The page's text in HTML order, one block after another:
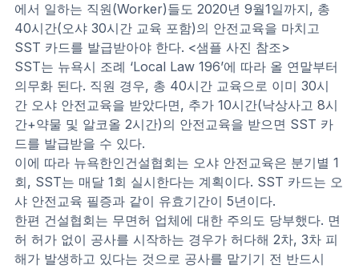
에서 일하는 직원(Worker)들도 2020년 9월1일까지, 총
40시간(오샤 30시간 교육 포함)의 안전교육을 마치고
SST 카드를 발급받아야 한다. <샘플 사진 참조>
SST는 뉴욕시 조례 ‘Local Law 196’에 따라 올 연말부터
의무화 된다. 직원 경우, 총 40시간 교육으로 이미 30시
간 오샤 안전교육을 받았다면, 추가 10시간(낙상사고 8시
간+약물 및 알코올 2시간)의 안전교육을 받으면 SST 카
드를 발급받을 수 있다.
이에 따라 뉴욕한인건설협회는 오샤 안전교육은 분기별 1
회, SST는 매달 1회 실시한다는 계획이다. SST 카드는 오
샤 안전교육 필증과 같이 유효기간이 5년이다.
한편 건설협회는 무면허 업체에 대한 주의도 당부했다. 면
허 허가 없이 공사를 시작하는 경우가 허다해 2차, 3차 피
해가 발생하고 있다는 것으로 공사를 맡기기 전 반드시